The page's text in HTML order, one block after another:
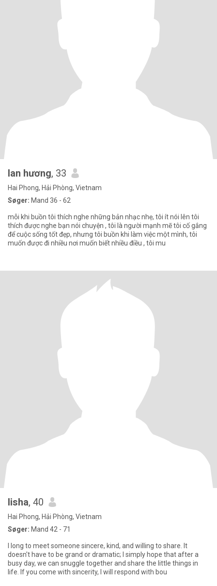
lan hương, 33
Hai Phong, Hải Phòng, Vietnam
Søger: Mand 36 - 62
mỗi khi buồn tôi thích nghe những bản nhạc nhẹ, tôi ít nói lên tôi
thích được nghe bạn nói chuyện , tôi là người mạnh mẽ tôi cố gắng
để cuộc sống tốt đẹp, nhưng tôi buồn khi làm việc một mình, tôi
muốn được đi nhiều nơi muốn biết nhiều điều , tôi mu
lisha, 40
Hai Phong, Hải Phòng, Vietnam
Søger: Mand 42 - 71
I long to meet someone sincere, kind, and willing to share. It
doesn't have to be grand or dramatic; I simply hope that after a
busy day, we can snuggle together and share the little things in
life. If you come with sincerity, I will respond with bou